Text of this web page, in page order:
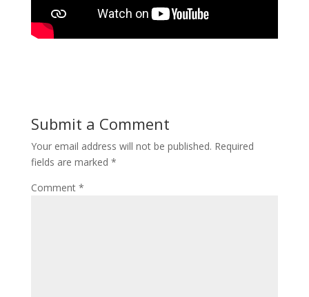
Submit a Comment
Your email address will not be published. Required
fields are marked *
Comment *